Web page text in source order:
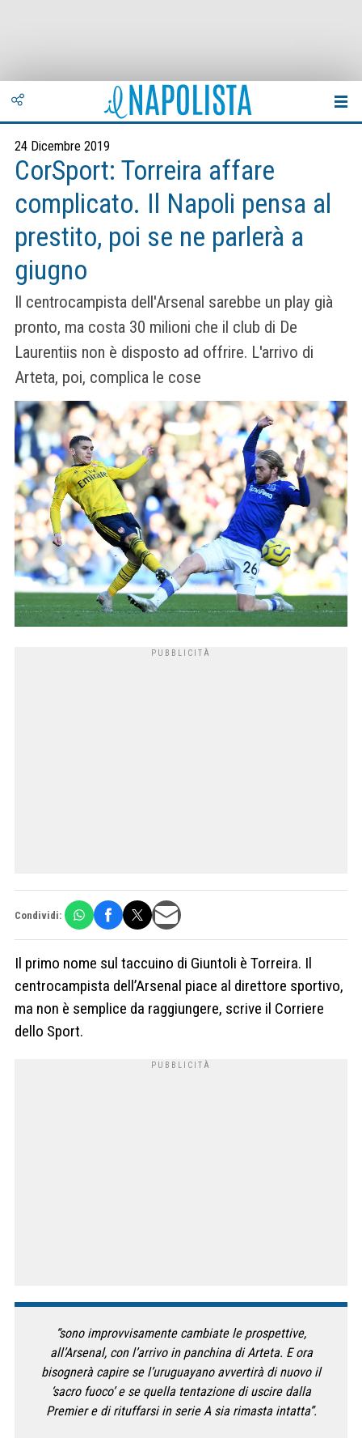
24 Dicembre 2019
CorSport: Torreira affare
complicato. Il Napoli pensa al
prestito, poi se ne parlerà a
giugno
Il centrocampista dell'Arsenal sarebbe un play già
pronto, ma costa 30 milioni che il club di De
Laurentiis non è disposto ad offrire. L'arrivo di
Arteta, poi, complica le cose
Condividi:
Il primo nome sul taccuino di Giuntoli è Torreira. Il
centrocampista dell’Arsenal piace al direttore sportivo,
ma non è semplice da raggiungere, scrive il Corriere
dello Sport.
“sono improvvisamente cambiate le prospettive,
all’Arsenal, con l’arrivo in panchina di Arteta. E ora
bisognerà capire se l’uruguayano avvertirà di nuovo il
‘sacro fuoco’ e se quella tentazione di uscire dalla
Premier e di rituffarsi in serie A sia rimasta intatta”.